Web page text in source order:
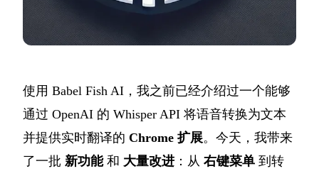
使用 Babel Fish AI，我之前已经介绍过一个能够
通过 OpenAI 的 Whisper API 将语音转换为文本
并提供实时翻译的 Chrome 扩展。今天，我带来
了一批 新功能和 大量改进 ：从 右键菜单 到转